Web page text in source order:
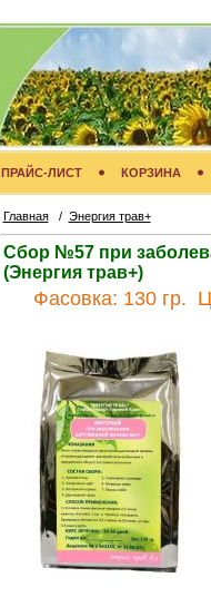
ПРАЙС-ЛИСТ КОРЗИНА
Главная/ Энергия трав+
Сбор №57 при
(Энергия трав+)
Фасовка: 130 гр.